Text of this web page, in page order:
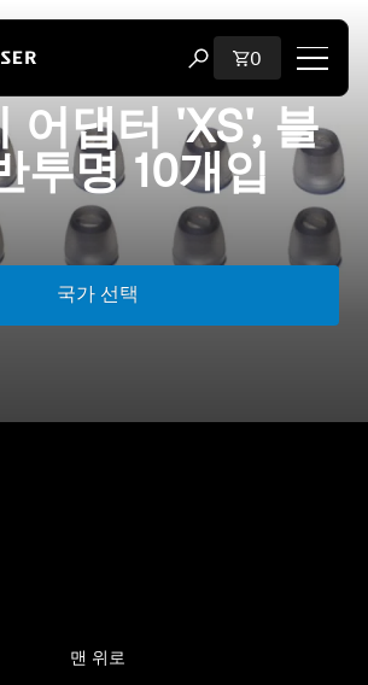
검색 모달 열기
장바구니에
0
헤드폰
어댑터 'XS', 블
투명 10개입
국가 선택
맨 위로